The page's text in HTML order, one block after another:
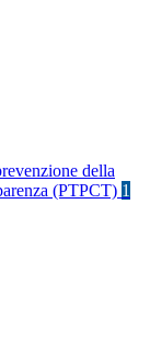
della
(PTPCT) 1